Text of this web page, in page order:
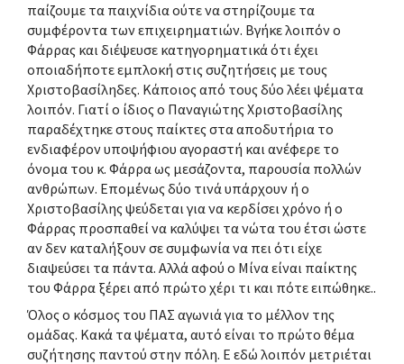
παίζουμε τα παιχνίδια ούτε να στηρίζουμε τα
συμφέροντα των επιχειρηματιών. Βγήκε λοιπόν ο
Φάρρας και διέψευσε κατηγορηματικά ότι έχει
οποιαδήποτε εμπλοκή στις συζητήσεις με τους
Χριστοβασίληδες. Κάποιος από τους δύο λέει ψέματα
λοιπόν. Γιατί ο ίδιος ο Παναγιώτης Χριστοβασίλης
παραδέχτηκε στους παίκτες στα αποδυτήρια το
ενδιαφέρον υποψήφιου αγοραστή και ανέφερε το
όνομα του κ. Φάρρα ως μεσάζοντα, παρουσία πολλών
ανθρώπων. Επομένως δύο τινά υπάρχουν ή ο
Χριστοβασίλης ψεύδεται για να κερδίσει χρόνο ή ο
Φάρρας προσπαθεί να καλύψει τα νώτα του έτσι ώστε
αν δεν καταλήξουν σε συμφωνία να πει ότι είχε
διαψεύσει τα πάντα. Αλλά αφού ο Μίνα είναι παίκτης
του Φάρρα ξέρει από πρώτο χέρι τι και πότε ειπώθηκε..
Όλος ο κόσμος του ΠΑΣ αγωνιά για το μέλλον της
ομάδας. Κακά τα ψέματα, αυτό είναι το πρώτο θέμα
συζήτησης παντού στην πόλη. Ε εδώ λοιπόν μετριέται